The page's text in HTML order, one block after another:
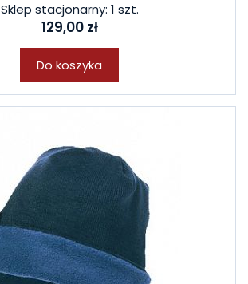
Sklep stacjonarny: 1 szt.
129,00 zł
Do koszyka